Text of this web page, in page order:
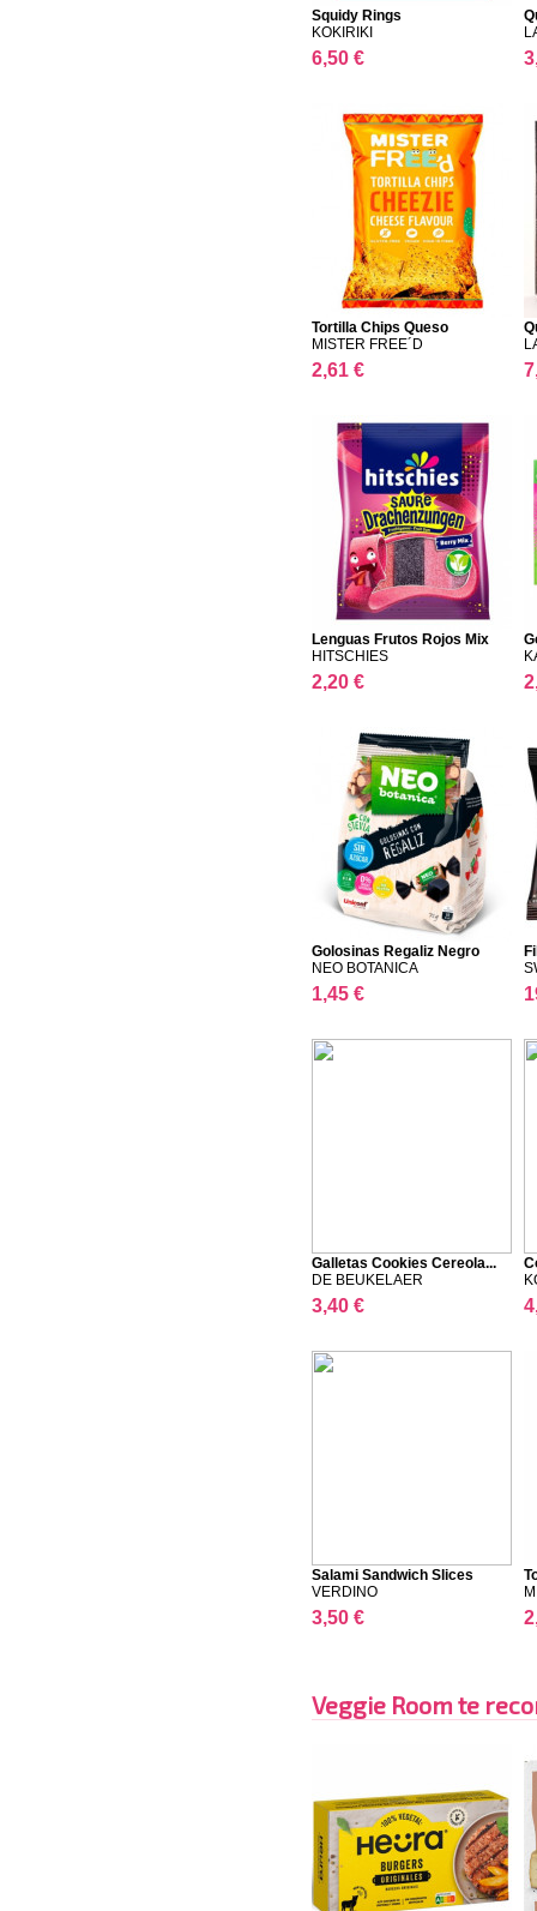
Squidy Rings
KOKIRIKI
6,50 €
Tortilla Chips Queso
MISTER FREE´D
2,61 €
Lenguas Frutos Rojos Mix
HITSCHIES
2,20 €
Golosinas Regaliz Negro
NEO BOTANICA
1,45 €
Galletas Cookies Cereola...
DE BEUKELAER
3,40 €
Salami Sandwich Slices
VERDINO
3,50 €
Veggie Room te